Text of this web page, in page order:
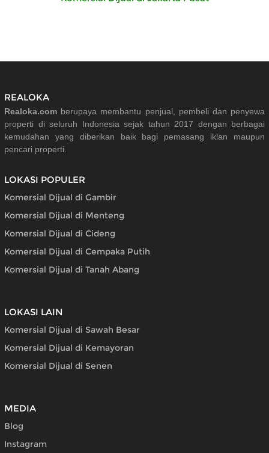
REALOKA
Realoka.com berupaya membantu penjual, pembeli dan penyewa
properti di seluruh Indonesia sejak tahun 2017 dengan berbagai
kemudahan yang diberikan baik bagi pemasang iklan maupun
pencari properti.
LOKASI POPULER
Komersial Dijual di Gambir
Komersial Dijual di Menteng
Komersial Dijual di Cideng
Komersial Dijual di Cempaka Putih
Komersial Dijual di Tanah Abang
LOKASI LAIN
Komersial Dijual di Sawah Besar
Komersial Dijual di Kemayoran
Komersial Dijual di Senen
MEDIA
Blog
Instagram